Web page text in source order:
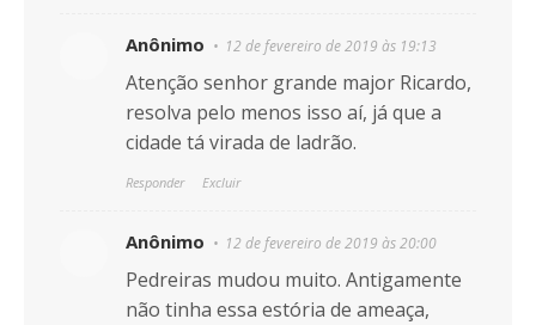
Anônimo 12 de fevereiro de 2019 às 19:13
Atenção senhor grande major Ricardo,
resolva pelo menos isso aí, já que a
cidade tá virada de ladrão.
Responder Excluir
Anônimo 12 de fevereiro de 2019 às 20:00
Pedreiras mudou muito. Antigamente
não tinha essa estória de ameaça,